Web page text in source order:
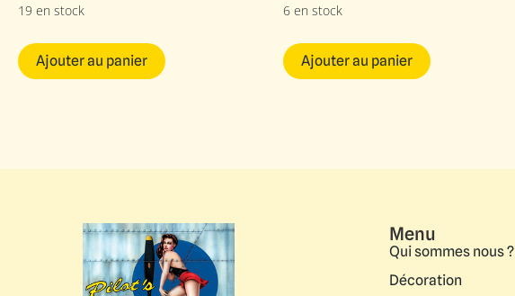
19 en stock
Ajouter au panier
6 en stock
Ajouter au panier
Menu
Qui sommes nous ?
Décoration